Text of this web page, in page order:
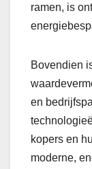
ramen, is
Bovendien
en
kopers en
moderne,